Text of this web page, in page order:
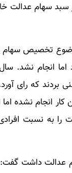
در دولت قبل از سبد
تخصیص سهام
که رای
به نسبت